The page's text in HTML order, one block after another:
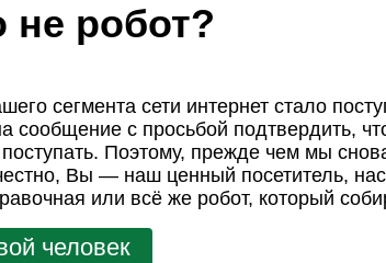
робот?
сегмента сети интернет стало
сообщение с просьбой подтвердить,
Поэтому, прежде чем мы
Вы — наш ценный посетитель,
или всё же робот, который
человек